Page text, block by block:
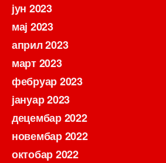
јун 2023
мај 2023
април 2023
март 2023
фебруар 2023
јануар 2023
децембар 2022
новембар 2022
октобар 2022